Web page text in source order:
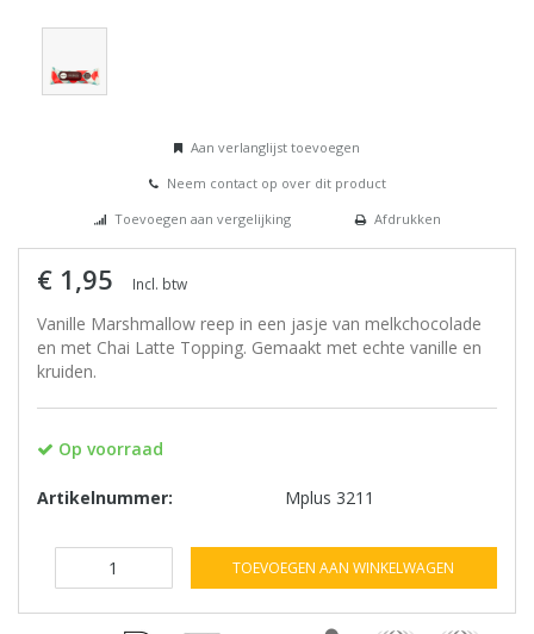
Aan verlanglijst toevoegen
Neem contact op over dit product
Toevoegen aan vergelijking
Afdrukken
€ 1,95 Incl. btw
Vanille Marshmallow reep in een jasje van melkchocolade
en met Chai Latte Topping. Gemaakt met echte vanille en
kruiden.
Op voorraad
Artikelnummer: Mplus 3211
TOEVOEGEN AAN WINKELWAGEN